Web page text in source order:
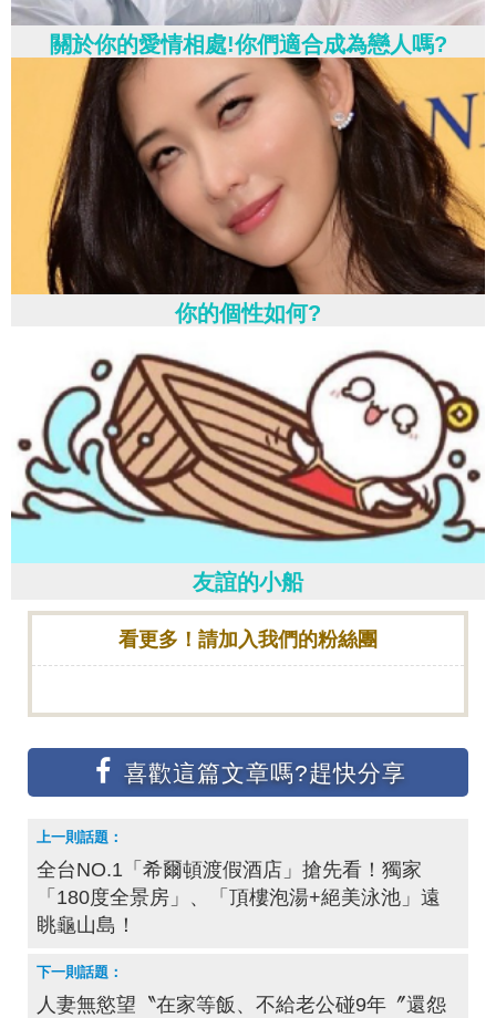
關於你的愛情相處!你們適合成為戀人嗎?
你的個性如何?
友誼的小船
看更多！請加入我們的粉絲團
全台NO.1「希爾頓渡假酒店」搶先看！獨家
「180度全景房」、「頂樓泡湯+絕美泳池」遠
眺龜山島！
人妻無慾望〝在家等飯、不給老公碰9年〞還怨